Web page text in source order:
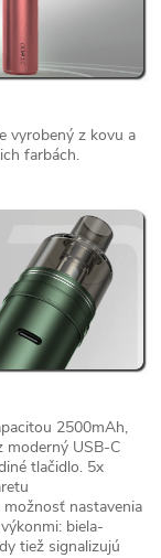
vyrobený z kovu a
farbách.
2500mAh,
moderný USB-C
tlačidlo. 5x
možnosť nastavenia
biela-
tiež signalizujú